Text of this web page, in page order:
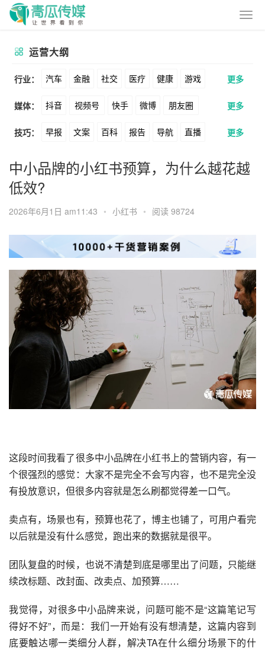
运营大纲
行业： 汽车 金融 社交 医疗 健康 游戏
动漫 美妆 美食 家装 教育 婚纱
酒旅 母婴 宠物 文娱 跨境 科技
广告 元宇宙 房地产
更多
媒体： 抖音 视频号 快手 微博 朋友圈
公众号 B站 小红书 头条 知乎
Soul 360 百度 搜狗 爱奇艺 美柚
Tiktok YouTube Yahoo Bing
更多
技巧： 早报 文案 百科 报告 导航 直播
卖货 脚本 话术 电商 私域 社群
数据 拉新 活动 用户 游戏 海外
元宇宙 跨境 青瓜通
更多
中小品牌的小红书预算，为什么越花越
低效?
2026年6月1日 am11:43 • 小红书 • 阅读 98724
这段时间我看了很多中小品牌在小红书上的营销内容，有一
个很强烈的感觉：大家不是完全不会写内容，也不是完全没
有投放意识，但很多内容就是怎么刷都觉得差一口气。
卖点有，场景也有，预算也花了，博主也铺了，可用户看完
以后就是没有什么感觉，跑出来的数据就是很平。
团队复盘的时候，也说不清楚到底是哪里出了问题，只能继
续改标题、改封面、改卖点、加预算……
我觉得，对很多中小品牌来说，问题可能不是“这篇笔记写
得好不好”，而是：我们一开始有没有想清楚，这篇内容到
底要触达哪一类细分人群，解决TA在什么细分场景下的什